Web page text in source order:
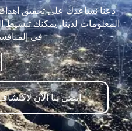
دعنا نساعدك على تحقيق
المعلومات لدينا، يمكنك تبسيط
في
اتصل بنا الآن